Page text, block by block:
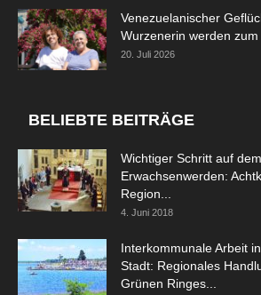
Venezuelanischer
Wurzenerin werden
20. Juli 2026
BELIEBTE BEITRÄGE
Wichtiger Schritt auf
Erwachsenwerden:
Region...
4. Juni 2018
Interkommunale Arbeit
Stadt: Regionales
Grünen Ringes...